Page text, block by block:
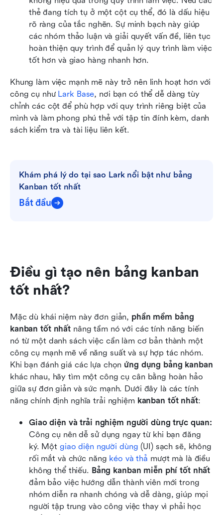
thẻ đang tích tụ ở một cột cụ thể, đó là dấu hiệu
rõ ràng của tắc nghẽn. Sự minh bạch này giúp
các nhóm thảo luận và giải quyết vấn đề, liên tục
hoàn thiện quy trình để quản lý quy trình làm việc
tốt hơn và giao hàng nhanh hơn.
Khung làm việc mạnh mẽ này trở nên linh hoạt hơn với
công cụ như Lark Base, nơi bạn có thể dễ dàng tùy
chỉnh các cột để phù hợp với quy trình riêng biệt của
mình và làm phong phú thẻ với tập tin đính kèm, danh
sách kiểm tra và tài liệu liên kết.
Khám phá lý do tại sao Lark nổi bật như bảng
Kanban tốt nhất
Bắt đầu
Điều gì tạo nên bảng kanban
tốt nhất?
Mặc dù khái niệm này đơn giản, phần mềm bảng
kanban tốt nhất nâng tầm nó với các tính năng biến
nó từ một danh sách việc cần làm cơ bản thành một
công cụ mạnh mẽ về năng suất và sự hợp tác nhóm.
Khi bạn đánh giá các lựa chọn ứng dụng bảng kanban
khác nhau, hãy tìm một công cụ cân bằng hoàn hảo
giữa sự đơn giản và sức mạnh. Dưới đây là các tính
năng chính định nghĩa trải nghiệm kanban tốt nhất:
Công cụ nên dễ sử dụng ngay từ khi bạn đăng
ký. Một giao diện người dùng (UI) sạch sẽ, không
rối mắt và chức năng kéo và thả mượt mà là điều
không thể thiếu. Bảng kanban miễn phí tốt nhất
đảm bảo việc hướng dẫn thành viên mới trong
nhóm diễn ra nhanh chóng và dễ dàng, giúp mọi
người tập trung vào công việc thay vì phải học